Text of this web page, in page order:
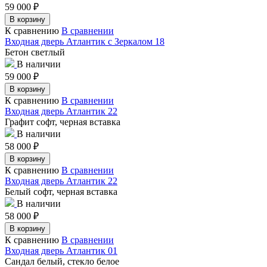
59 000 ₽
В корзину
К сравнению В сравнении
Входная дверь Атлантик с Зеркалом 18
Бетон светлый
В наличии
59 000 ₽
В корзину
К сравнению В сравнении
Входная дверь Атлантик 22
Графит софт, черная вставка
В наличии
58 000 ₽
В корзину
К сравнению В сравнении
Входная дверь Атлантик 22
Белый софт, черная вставка
В наличии
58 000 ₽
В корзину
К сравнению В сравнении
Входная дверь Атлантик 01
Сандал белый, стекло белое